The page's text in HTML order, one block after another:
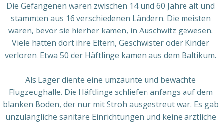
Die Gefangenen waren zwischen 14 und 60 Jahre alt und
stammten aus 16 verschiedenen Ländern. Die meisten
waren, bevor sie hierher kamen, in Auschwitz gewesen.
Viele hatten dort ihre Eltern, Geschwister oder Kinder
verloren. Etwa 50 der Häftlinge kamen aus dem Baltikum.
Als Lager diente eine umzäunte und bewachte
Flugzeughalle. Die Häftlinge schliefen anfangs auf dem
blanken Boden, der nur mit Stroh ausgestreut war. Es gab
unzulängliche sanitäre Einrichtungen und keine ärztliche